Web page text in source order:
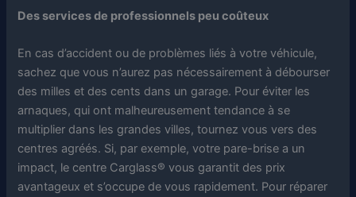
Des services de professionnels peu coûteux
En cas d’accident ou de problèmes liés à votre véhicule,
sachez que vous n’aurez pas nécessairement à débourser
des milles et des cents dans un garage. Pour éviter les
arnaques, qui ont malheureusement tendance à se
multiplier dans les grandes villes, tournez vous vers des
centres agréés. Si, par exemple, votre pare-brise a un
impact, le centre Carglass® vous garantit des prix
avantageux et s’occupe de vous rapidement. Pour réparer